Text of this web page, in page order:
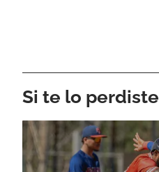
Si te lo perdiste